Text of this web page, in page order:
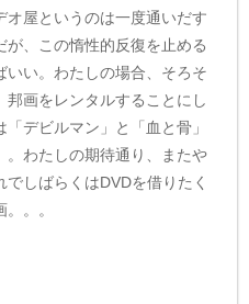
オ屋というのは一度通いだす
が、この惰性的反復を止める
いい。わたしの場合、そろそ
画をレンタルすることにし
デビルマン」と「血と骨」
。わたしの期待通り、またや
しばらくはDVDを借りたく
。。